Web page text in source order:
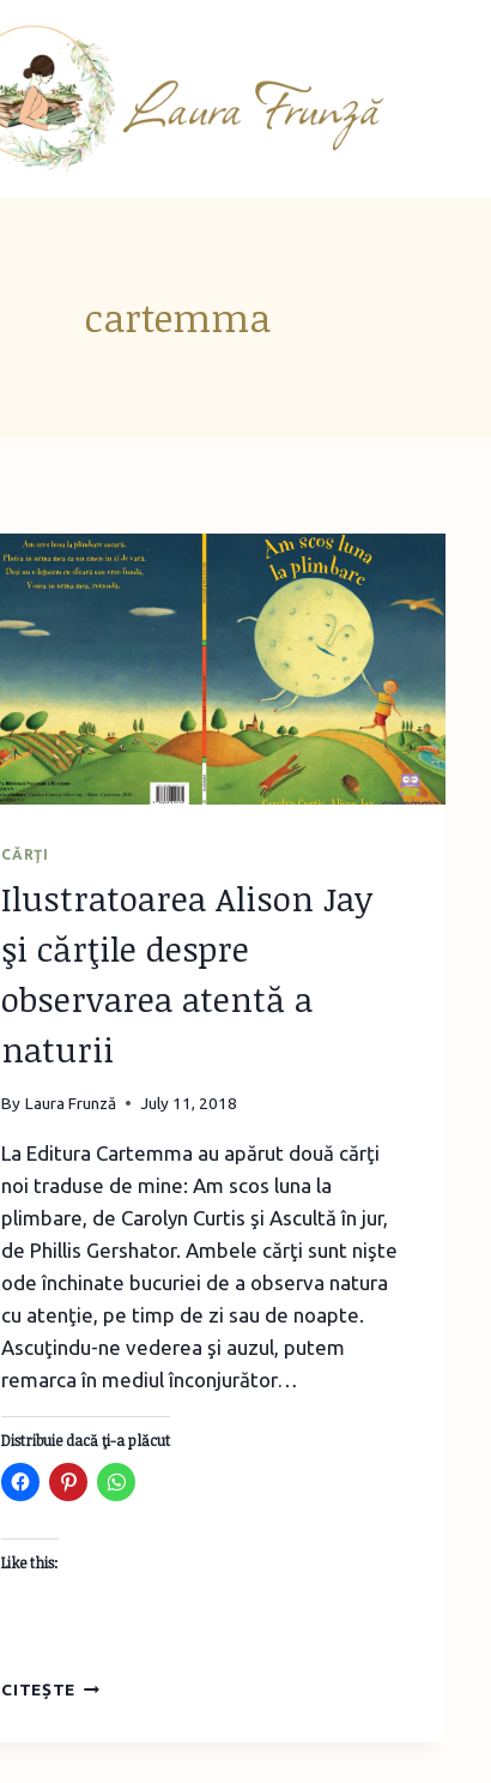
cartemma
CĂRŢI
Ilustratoarea Alison Jay
şi cărţile despre
observarea atentă a
naturii
By Laura Frunză July 11, 2018
La Editura Cartemma au apărut două cărţi
noi traduse de mine: Am scos luna la
plimbare, de Carolyn Curtis şi Ascultă în jur,
de Phillis Gershator. Ambele cărţi sunt nişte
ode închinate bucuriei de a observa natura
cu atenţie, pe timp de zi sau de noapte.
Ascuţindu-ne vederea şi auzul, putem
remarca în mediul înconjurător…
Distribuie dacă ţi-a plăcut
Like this:
CITEȘTE ILUSTRATOAREA